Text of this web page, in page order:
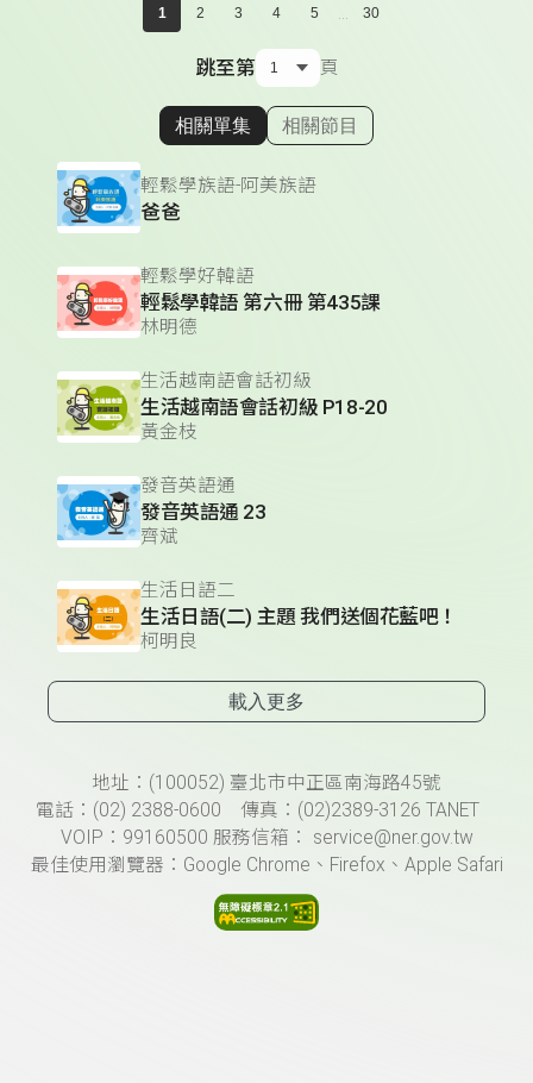
1 2 3 4 5 ... 30
跳至第 頁
顯示相關單集
相關單集 相關節目
輕鬆學族語-阿美族語
爸爸
輕鬆學好韓語
輕鬆學韓語 第六冊 第435課
林明德
生活越南語會話初級
生活越南語會話初級 P18-20
黃金枝
發音英語通
發音英語通 23
齊斌
生活日語二
生活日語(二) 主題 我們送個花藍吧！
柯明良
載入更多
頁尾資訊地址：(100052) 臺北市中正區南海路45號
電話：(02) 2388-0600 傳真：(02)2389-3126 TANET
VOIP：99160500 服務信箱： service@ner.gov.tw
最佳使用瀏覽器：Google Chrome、Firefox、Apple Safari